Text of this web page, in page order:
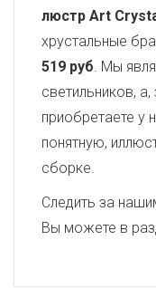
люстр Art
хрустальные
519 руб. Мы
светильников,
приобретаете у
понятную,
сборке.
Следить за
Вы можете в